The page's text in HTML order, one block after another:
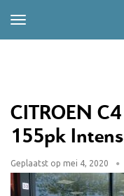
CITROEN
155pk
Geplaatst op mei 4, 2020